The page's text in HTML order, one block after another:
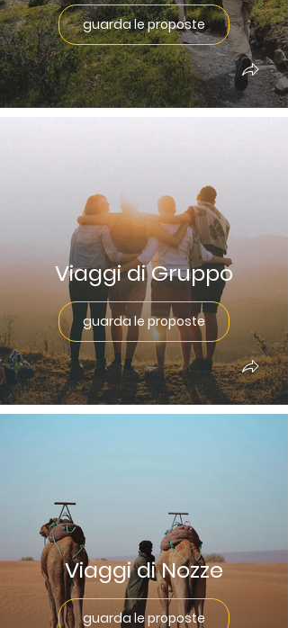
guarda le proposte
Viaggi di Gruppo
guarda le proposte
Viaggi di Nozze
guarda le proposte